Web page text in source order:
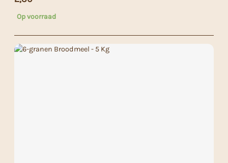
Op voorraad